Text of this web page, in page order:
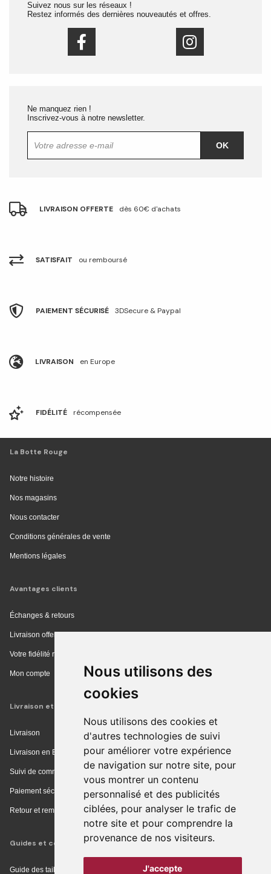
Nous utilisons des
cookies
Nous utilisons des cookies et
d'autres technologies de suivi
pour améliorer votre expérience
de navigation sur notre site, pour
vous montrer un contenu
personnalisé et des publicités
ciblées, pour analyser le trafic de
notre site et pour comprendre la
provenance de nos visiteurs.
J'accepte
Suivez nous sur les réseaux !
Restez informés des dernières nouveautés et offres.
Ne manquez rien !
Inscrivez-vous à notre newsletter.
OK
LIVRAISON OFFERTE dès 60€ d'achats
SATISFAIT ou remboursé
PAIEMENT SÉCURISÉ 3DSecure & Paypal
LIVRAISON en Europe
FIDÉLITÉ récompensée
La Botte Rouge
Notre histoire
Nos magasins
Nous contacter
Conditions générales de vente
Mentions légales
Avantages clients
Échanges & retours
Livraison offerte en magasin
Votre fidélité récompensée
Mon compte
Livraison et achat
Livraison
Livraison en Europe
Suivi de commande
Paiement sécurisé
Retour et remboursement
Guides et conseils
Guide des tailles